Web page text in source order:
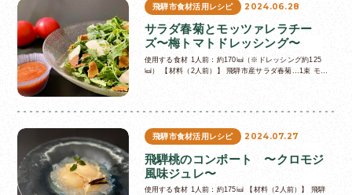
飛騨市食材活用レシピ 2024.06.28
サラダ春菊とモッツァレラチー
ズ〜梅トマトドレッシング〜
使用する食材 1人前：約170㎉（※ドレッシング約125
㎉） 【材料（2人前）】 飛騨市産サラダ春菊…1束 モッ
飛騨市食材活用レシピ 2024.07.27
飛騨桃のコンポート 〜クロモジ
風味ジュレ〜
使用する食材 1人前：約175㎉ 【材料（2人前）】 飛騨